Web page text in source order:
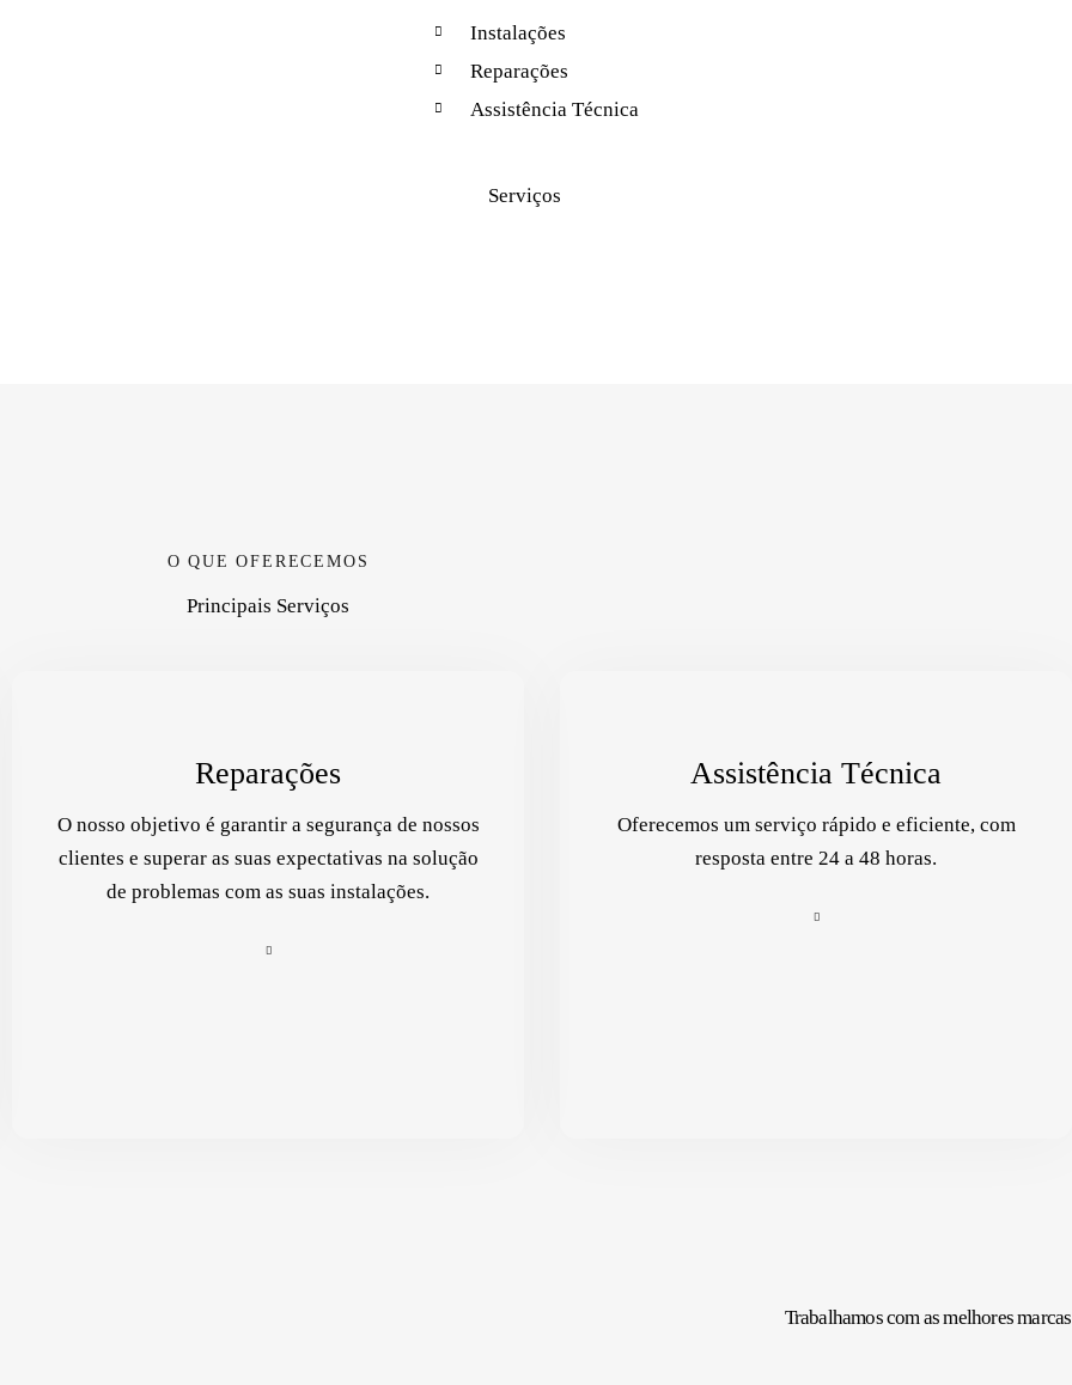
Instalações
Reparações
Assistência Técnica
Serviços
O QUE OFERECEMOS
Principais Serviços
Reparações
O nosso objetivo é garantir a segurança de nossos
clientes e superar as suas expectativas na solução
de problemas com as suas instalações.
Assistência Técnica
Oferecemos um serviço rápido e eficiente, com
resposta entre 24 a 48 horas.
Trabalhamos com as melhores marcas